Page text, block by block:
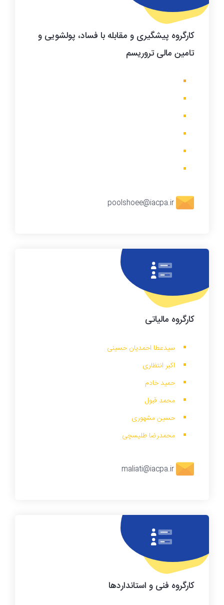
کارگروه پیشگیری و مقابله با فساد، پولشویی و
تامین مالی تروریسم
poolshoee@iacpa.ir
کارگروه مالیاتی
سیدعطا احمدیان حسینی
اکبر انتظاری
حمید خادم
محمد قبول
حسین مشهوری
محمدرضا طلیسچی
maliati@iacpa.ir
کارگروه فنی و استانداردها